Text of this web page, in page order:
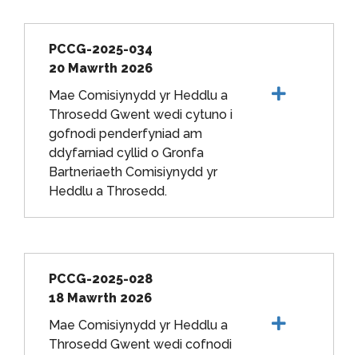
PCCG-2025-034
20 Mawrth 2026
Mae Comisiynydd yr Heddlu a
Throsedd Gwent wedi cytuno i
gofnodi penderfyniad am
ddyfarniad cyllid o Gronfa
Bartneriaeth Comisiynydd yr
Heddlu a Throsedd.
PCCG-2025-028
18 Mawrth 2026
Mae Comisiynydd yr Heddlu a
Throsedd Gwent wedi cofnodi